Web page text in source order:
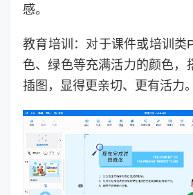
感。
教育培训：对于课件或培训类
色、绿色等充满活力的颜色，
插图，显得更亲切、更有活力。